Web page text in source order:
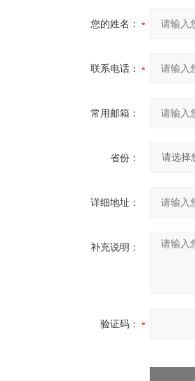
您的姓名：
联系电话：
常用邮箱：
省份：
详细地址：
补充说明：
验证码：